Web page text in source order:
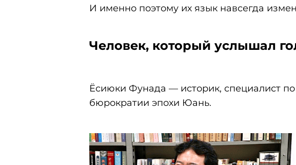
И именно поэтому их язык навсегда
Человек, который услышал
Ёсиюки Фунада — историк, специалист
бюрократии эпохи Юань.